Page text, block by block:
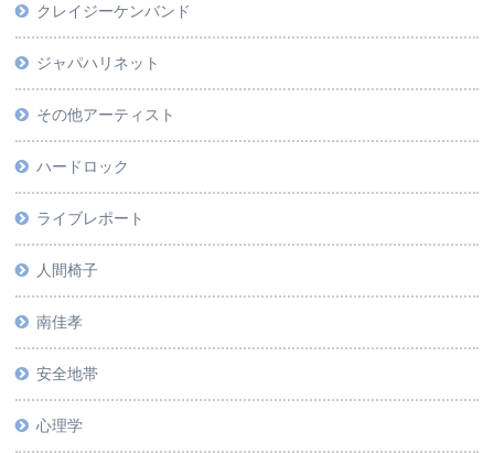
クレイジーケンバンド
ジャパハリネット
その他アーティスト
ハードロック
ライブレポート
人間椅子
南佳孝
安全地帯
心理学